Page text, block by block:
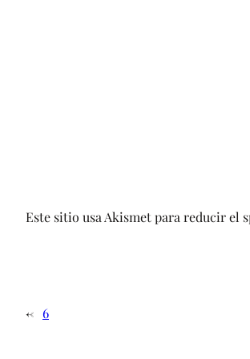
Este sitio usa Akismet para reducir el
← 6